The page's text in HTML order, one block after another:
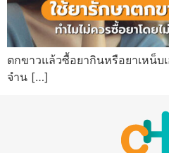
ตกขาวแล้วซื้อยากินหรือยาเหน็
จำน […]